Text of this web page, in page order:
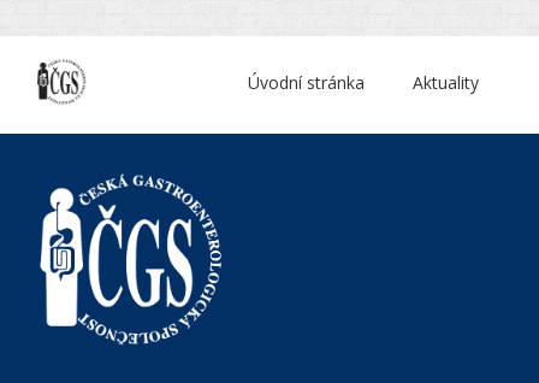
Aktuality
Úvodní stránka